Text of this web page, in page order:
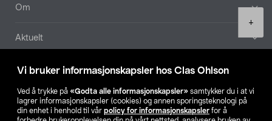
Vi bruker informasjonskapsler hos Clas Ohlson
Ved å trykke på «Godta alle informasjonskapsler» samtykker du i at vi
lagrer informasjonskapsler (cookies) og annen sporingsteknologi på
din enhet i henhold til vår policy for informasjonskapsler for å
+
Om
Aktuelt
Våre selskaper
Finn din butikk